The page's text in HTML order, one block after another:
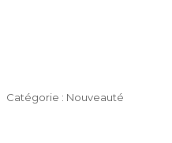
Catégories
Nouveauté